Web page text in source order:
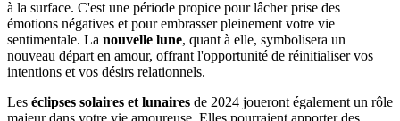
à la surface. C'est une période propice pour lâcher prise des
émotions négatives et pour embrasser pleinement votre vie
sentimentale. La nouvelle lune, quant à elle, symbolisera un
nouveau départ en amour, offrant l'opportunité de réinitialiser vos
intentions et vos désirs relationnels.
Les éclipses solaires et lunaires de 2024 joueront également un rôle